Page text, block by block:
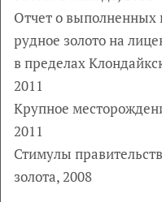
Отчет о выполненных
рудное золото на
в пределах
2011
Крупное
2011
Стимулы
золота, 2008